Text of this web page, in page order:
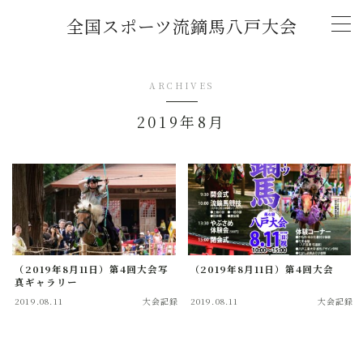
全国スポーツ流鏑馬八戸大会
(2026年)「全国スポーツ流鏑馬第11回八戸大
会」開催概要
チャレンジマッチ U-18流鏑馬大会
大会記録
ARCHIVES
2019年8月
（2019年8月11日）第4回大会写
真ギャラリー
2019.08.11 大会記録
（2019年8月11日）第4回大会
2019.08.11 大会記録